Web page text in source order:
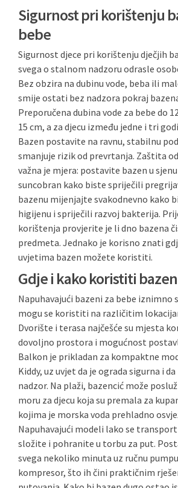
Sigurnost pri korištenju
bebe
Sigurnost djece pri korištenju dječjih
svega o stalnom nadzoru odrasle
Bez obzira na dubinu vode, beba ili
smije ostati bez nadzora pokraj
Preporučena dubina vode za bebe do
15 cm, a za djecu između jedne i tri
Bazen postavite na ravnu, stabilnu
smanjuje rizik od prevrtanja. Zaštita
važna je mjera: postavite bazen u
suncobran kako biste spriječili
bazenu mijenjajte svakodnevno kako
higijenu i spriječili razvoj bakterija.
korištenja provjerite je li dno bazena
predmeta. Jednako je korisno znati
uvjetima bazen možete koristiti.
Gdje i kako koristiti
Napuhavajući bazeni za bebe iznimno
mogu se koristiti na različitim
Dvorište i terasa najčešće su mjesta
dovoljno prostora i mogućnost
Balkon je prikladan za kompaktne
Kiddy, uz uvjet da je ograda sigurna i
nadzor. Na plaži, bazencić može
moru za djecu koja su premala za
kojima je morska voda prehladno
Napuhavajući modeli lako se
složite i pohranite u torbu za put.
svega nekoliko minuta uz ručnu
kompresor, što ih čini praktičnim